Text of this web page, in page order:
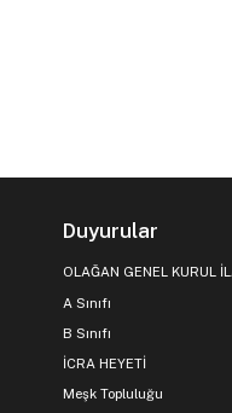
Duyurular
OLAĞAN GENEL KURUL
A Sınıfı
B Sınıfı
İCRA HEYETİ
Meşk Topluluğu